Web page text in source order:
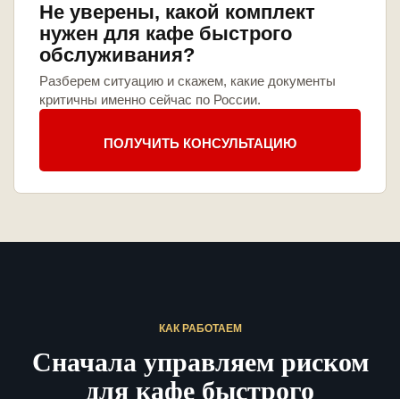
Не уверены, какой комплект
нужен для кафе быстрого
обслуживания?
Разберем ситуацию и скажем, какие документы
критичны именно сейчас по России.
ПОЛУЧИТЬ КОНСУЛЬТАЦИЮ
КАК РАБОТАЕМ
Сначала управляем риском
для кафе быстрого